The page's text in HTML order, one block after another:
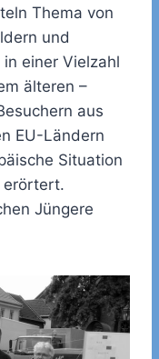
Thema von
und
einer Vielzahl
älteren –
aus
EU-Ländern
Situation
erörtert.
Jüngere